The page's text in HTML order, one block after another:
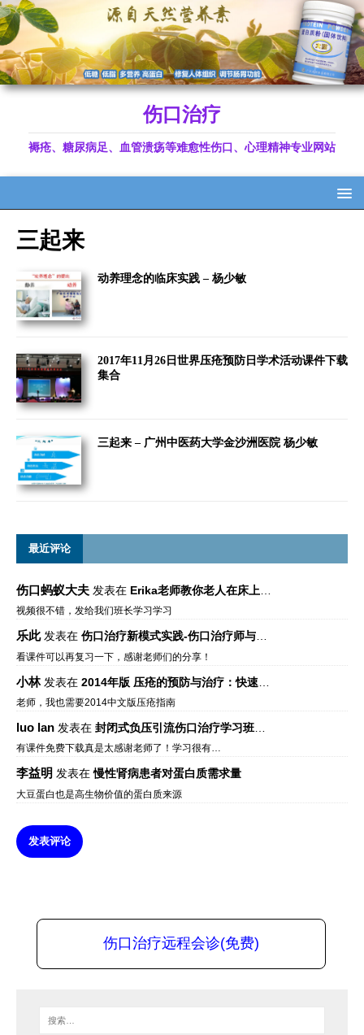
伤口治疗
褥疮、糖尿病足、血管溃疡等难愈性伤口、心理精神专业网站
三起来
动养理念的临床实践 – 杨少敏
2017年11月26日世界压疮预防日学术活动课件下载
集合
三起来 – 广州中医药大学金沙洲医院 杨少敏
最近评论
伤口蚂蚁大夫 发表在 Erika老师教你老人在床上如何左右翻身
视频很不错，发给我们班长学习学习
乐此发表在 伤口治疗新模式实践-伤口治疗师与伤口专科
看课件可以再复习一下，感谢老师们的分享！
小林发表在 2014年版 压疮的预防与治疗：快速参考指南 – 中文版、英文版、芬兰语版、葡萄牙语版
老师，我也需要2014中文版压疮指南
luo lan 发表在 封闭式负压引流伤口治疗学习班课件资料免费下载
有课件免费下载真是太感谢老师了！学习很有…
李益明 发表在慢性肾病患者对蛋白质需求量
大豆蛋白也是高生物价值的蛋白质来源
发表评论
伤口治疗远程会诊(免费)